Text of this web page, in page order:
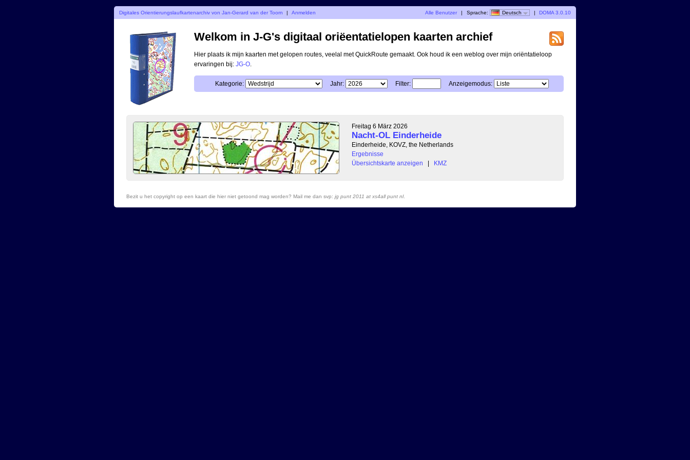
Digitales Orientierungslaufkartenarchiv von Jan-Gerard van der Toorn | Anmelden Alle Benutzer | Sprache: Deutsch | DOMA 3.0.10
Welkom in J-G's digitaal oriëentatielopen kaarten archief
Hier plaats ik mijn kaarten met gelopen routes, veelal met QuickRoute gemaakt. Ook houd ik een weblog over mijn oriëntatieloop
ervaringen bij: JG-O
Kategorie: Jahr: Filter: Anzeigemodus:
Freitag 6 März 2026
Nacht-OL Einderheide
Einderheide, KOVZ, the Netherlands
Ergebnisse
Übersichtskarte anzeigen
| KMZ
Bezit u het copyright op een kaart die hier niet getoond mag worden? Mail me dan svp: jg punt 2011 at xs4all punt nl.